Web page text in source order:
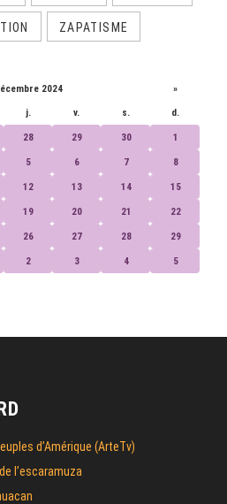
ZAPATISME
2024 »
j. v. s. d.
28 29 30 1
5 6 7 8
12 13 14 15
19 20 21 22
26 27 28 29
2 3 4 5
d’Amérique (ArteTv)
l’escaramuza